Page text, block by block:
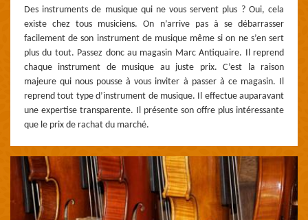
Des instruments de musique qui ne vous servent plus ? Oui, cela
existe chez tous musiciens. On n’arrive pas à se débarrasser
facilement de son instrument de musique même si on ne s’en sert
plus du tout. Passez donc au magasin Marc Antiquaire. Il reprend
chaque instrument de musique au juste prix. C’est la raison
majeure qui nous pousse à vous inviter à passer à ce magasin. Il
reprend tout type d’instrument de musique. Il effectue auparavant
une expertise transparente. Il présente son offre plus intéressante
que le prix de rachat du marché.